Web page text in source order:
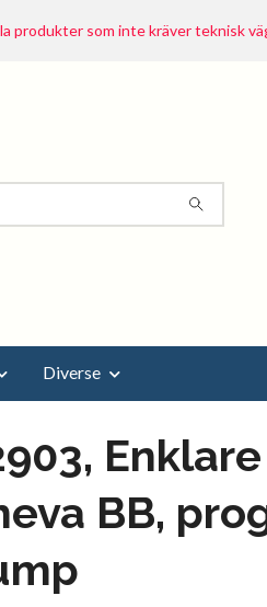
produkter som inte kräver teknisk
Diverse
BB,